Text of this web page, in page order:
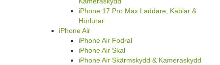
iPhone 17 Pro Max Laddare, Kablar &
Hörlurar
iPhone Air
iPhone Air Fodral
iPhone Air Skal
iPhone Air Skärmskydd & Kameraskydd